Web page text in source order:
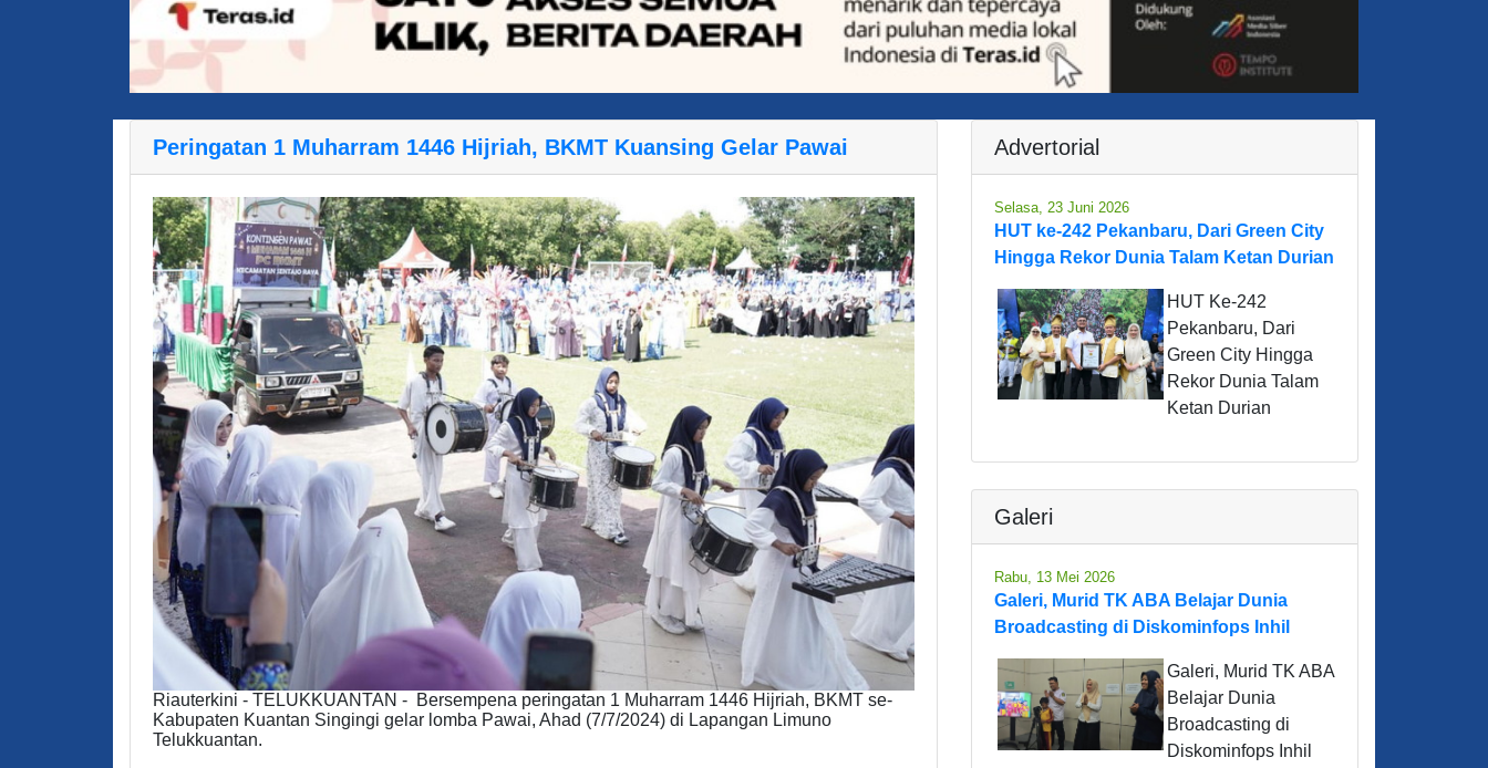
Peringatan 1 Muharram 1446 Hijriah, BKMT Kuansing Gelar Pawai
Riauterkini - TELUKKUANTAN - Bersempena peringatan 1 Muharram 1446 Hijriah, BKMT se-
Kabupaten Kuantan Singingi gelar lomba Pawai, Ahad (7/7/2024) di Lapangan Limuno
Telukkuantan.
Advertorial
Selasa, 23 Juni 2026
HUT ke-242 Pekanbaru, Dari Green City
Hingga Rekor Dunia Talam Ketan Durian
HUT Ke-242
Pekanbaru, Dari
Green City Hingga
Rekor Dunia Talam
Ketan Durian
Galeri
Rabu, 13 Mei 2026
Galeri, Murid TK ABA Belajar Dunia
Broadcasting di Diskominfops Inhil
Galeri, Murid TK ABA
Belajar Dunia
Broadcasting di
Diskominfops Inhil